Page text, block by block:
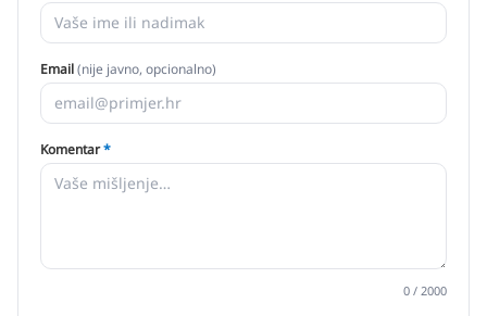
Email(nije javno, opcionalno)
Komentar*
0 / 2000